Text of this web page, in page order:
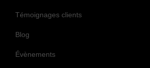
Témoignages clients
Blog
Évènements